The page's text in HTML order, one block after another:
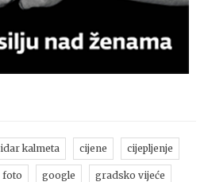
kalmeta cijene cijepljenje
foto google gradsko vijeće